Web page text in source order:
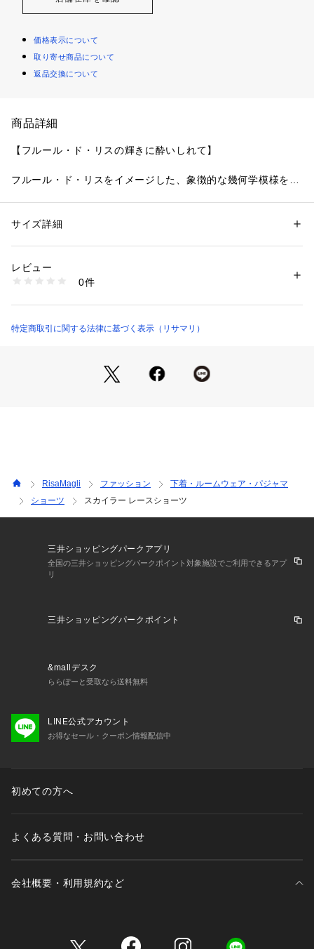
価格表示について
取り寄せ商品について
返品交換について
商品詳細
【フルール・ド・リスの輝きに酔いしれて】
フルール・ド・リスをイメージした、象徴的な幾何学模様をま
テッチでより華やかさを演出。あしらわれた上品なラメ糸の輝
あるウーリー糸でほどこすことで、デザインに奥行きと可愛ら
しさをプラスしています。
に。
日常のふとしたたたずまいも、美しいものへと変えてしまうよ
うなアイテムになれますように。ワンランク上の美しさを演出
い込まず、少しゆとりをもった履き心地です。ボトムスへもシ
ョーツラインが響きません。通気性がよく、快適にご着用いた
だけます。甘すぎず、大胆過ぎない特別感溢れるデザインがラ
＜サイズ＞
M：ヒップ 87～95cm
＜商品仕様＞
＜関連アイテム＞
・69071 ブラジャー（E・F）
・69072 ブラジャー（G・H）
・49075 おやすみブラ（3L）
・79070 ノーマルショーツ
性別：レディース
素材：ナイロン・ポリエステル・ポリウレタン
商品番号：
N05-79071 （ショップ）
サイズ詳細
レビュー
0件
特定商取引に関する法律に基づく表示（リサマリ）
RisaMagli ファッション
下着・ルームウェア・パジャマ
ショーツ
スカイラー レースショーツ
三井ショッピングパークアプリ
全国の三井ショッピングパークポイント対象施設でご利用できるアプ
リ
三井ショッピングパークポイント
&mallデスク
ららぽーと受取なら送料無料
LINE公式アカウント
お得なセール・クーポン情報配信中
初めての方へ
よくある質問・お問い合わせ
会社概要・利用規約など